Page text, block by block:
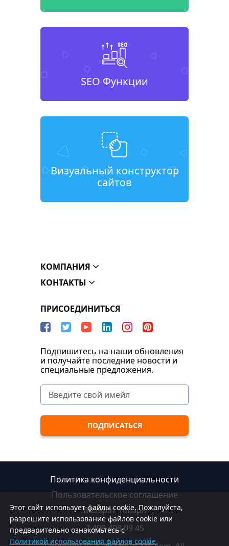
SEO Функции
Визуальный конструктор
сайтов
Этот сайт использует файлы cookie. Пожалуйста,
разрешите использование файлов cookie или
предварительно ознакомьтесь с
Политикой использования файлов cookie.
КОМПАНИЯ
КОНТАКТЫ
ПРИСОЕДИНИТЬСЯ
Подпишитесь на наши обновления
и получайте последние новости и
специальные предложения.
Политика конфиденциальности
Пользовательское соглашение
Возврат товара
7 499 408 09 45